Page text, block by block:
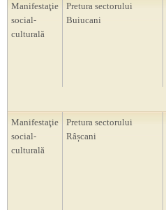
Manifestaţie
social-
culturală
Pretura sectorului
Buiucani
Manifestaţie
social-
culturală
Pretura sectorului
Râșcani